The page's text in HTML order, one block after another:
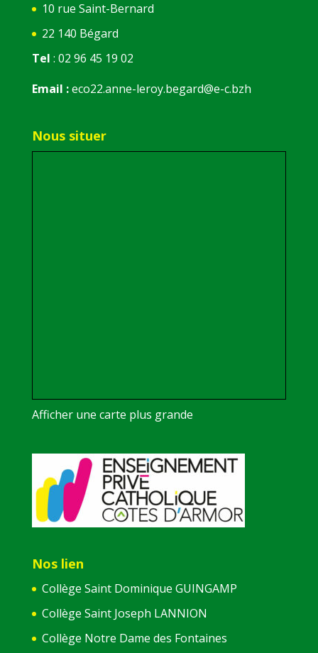
10 rue Saint-Bernard
22 140 Bégard
Tel : 02 96 45 19 02
Email :eco22.anne-leroy.begard@e-c.bzh
Nous situer
Afficher une carte plus grande
Nos lien
Collège Saint Dominique GUINGAMP
Collège Saint Joseph LANNION
Collège Notre Dame des Fontaines